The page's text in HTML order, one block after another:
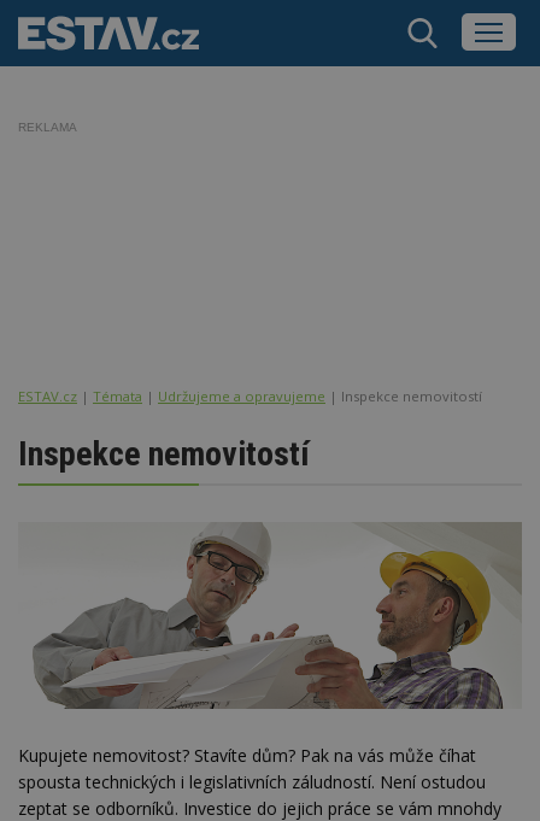
REKLAMA
ESTAV.cz Témata Udržujeme a opravujeme Inspekce nemovitostí
Inspekce nemovitostí
Kupujete nemovitost? Stavíte dům? Pak na vás může číhat
spousta technických i legislativních záludností. Není ostudou
zeptat se odborníků. Investice do jejich práce se vám mnohdy